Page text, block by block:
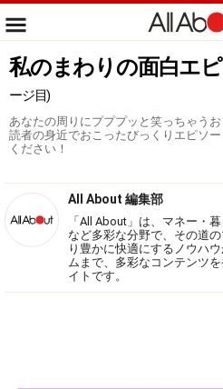
私のまわりの面白エ
ージ目)
あなたの周りにプププッと笑っちゃう
読者の身近でおこったびっくりエピソ
ください！
All About 編集部
「All About」は、マネー・
など多彩な分野で、その道
り豊かに快適にするノウハ
ムまで、多彩なコンテンツ
イトです。